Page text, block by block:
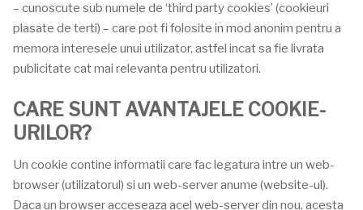
– cunoscute sub numele de ‘third party cookies’ (cookieuri
plasate de terti) – care pot fi folosite in mod anonim pentru a
memora interesele unui utilizator, astfel incat sa fie livrata
publicitate cat mai relevanta pentru utilizatori.
CARE SUNT AVANTAJELE COOKIE-
URILOR?
Un cookie contine informatii care fac legatura intre un web-
browser (utilizatorul) si un web-server anume (website-ul).
Daca un browser acceseaza acel web-server din nou, acesta